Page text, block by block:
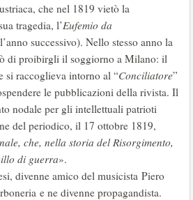
che nel 1819 vietò la
tragedia, l’Eufemio da
successivo). Nello stesso anno la
di proibirgli il soggiorno a Milano: il
si raccoglieva intorno al “Conciliatore”
le pubblicazioni della rivista. Il
nodale per gli intellettuali patrioti
del periodico, il 17 ottobre 1819,
che, nella storia del Risorgimento,
di guerra».
divenne amico del musicista Piero
e ne divenne propagandista.